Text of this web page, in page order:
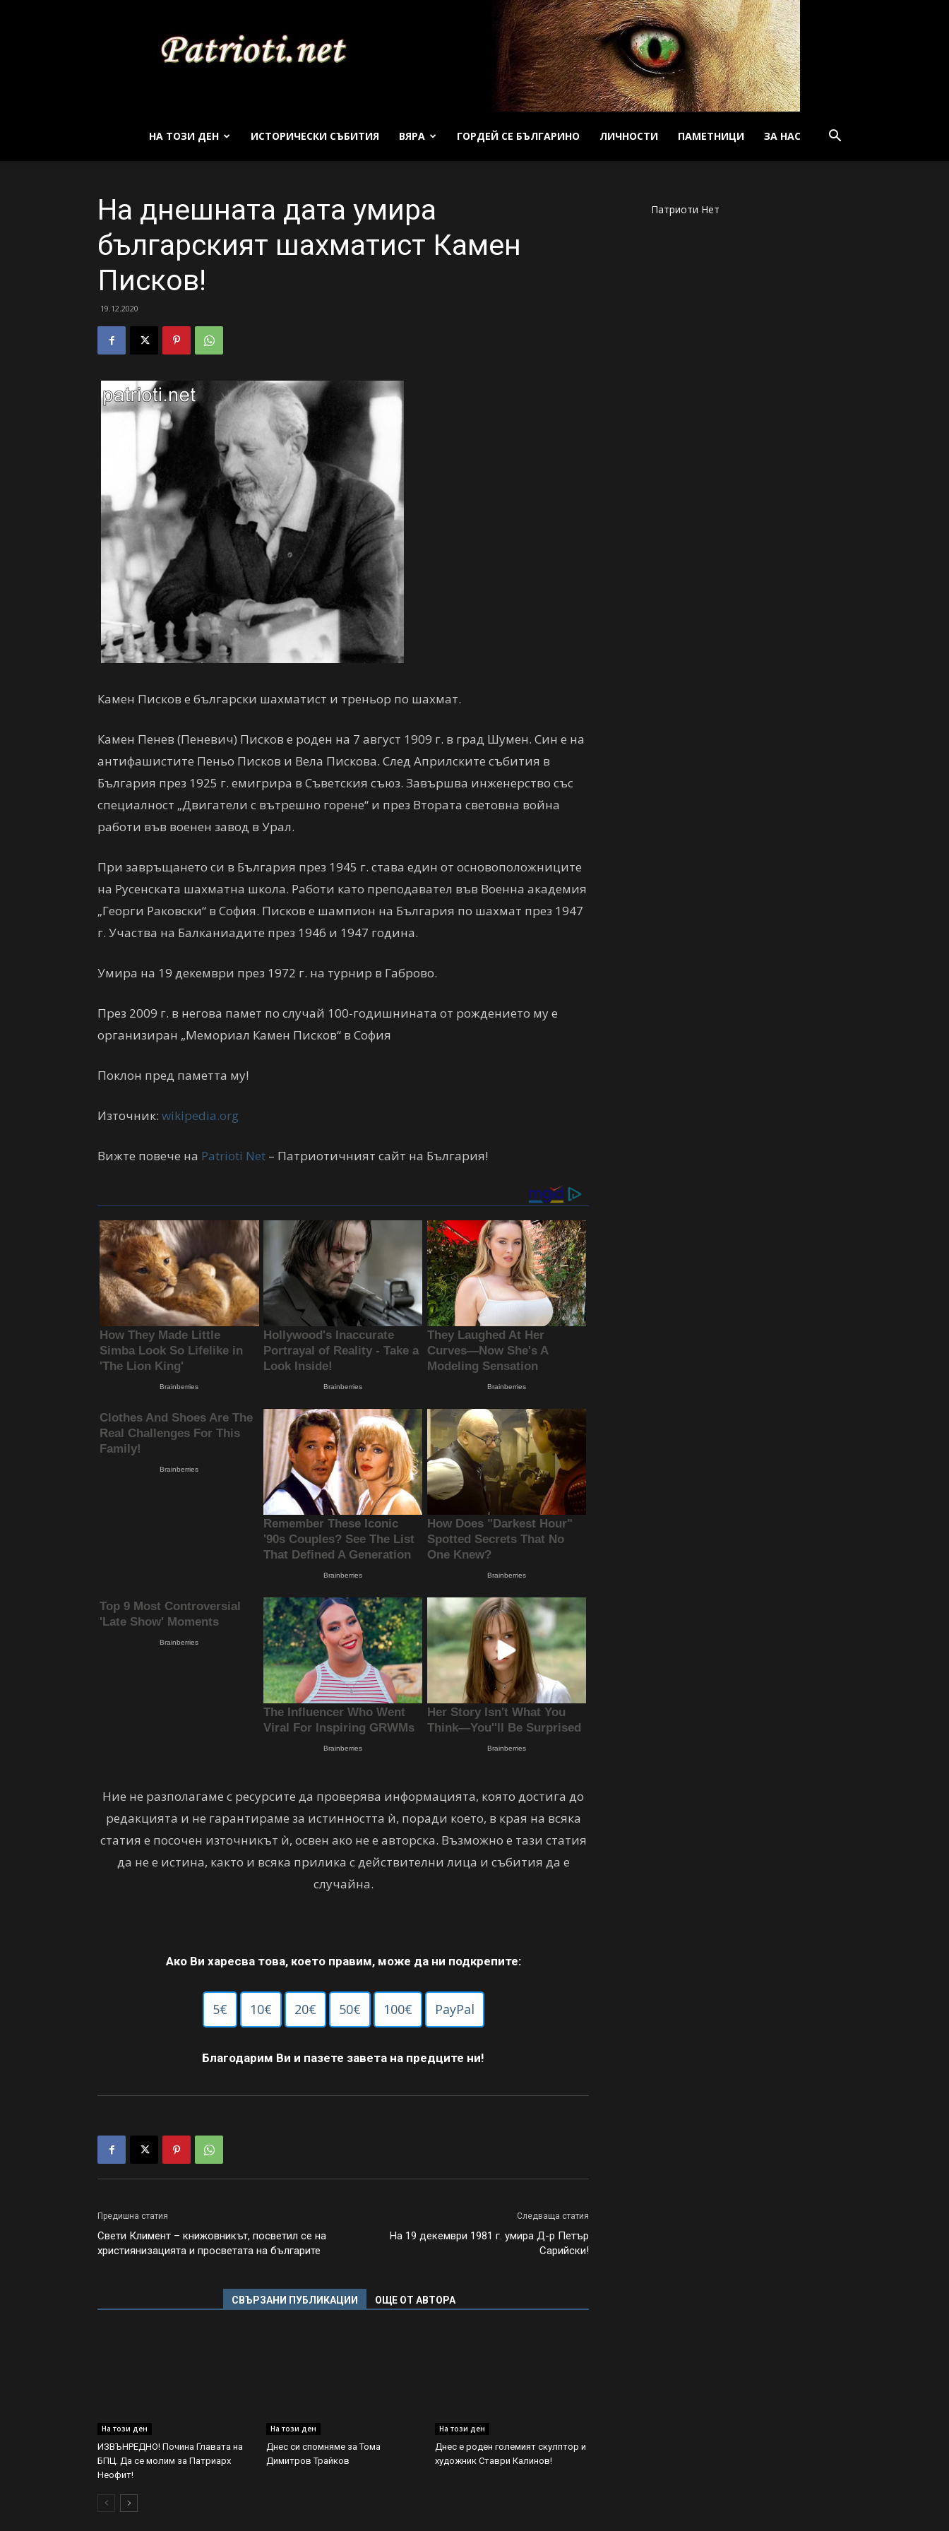
Net
НА ТОЗИ ДЕН ИСТОРИЧЕСКИ СЪБИТИЯ ВЯРА ГОРДЕЙ СЕ БЪЛГАРИНО ЛИЧНОСТИ ПАМЕТНИЦИ ЗА НАС
На днешната дата умира
българският шахматист Камен
Писков!
19.12.2020
Камен Писков е български шахматист и треньор по шахмат.
Камен Пенев (Пеневич) Писков е роден на 7 август 1909 г. в град Шумен. Син е на
антифашистите Пеньо Писков и Вела Пискова. След Априлските събития в
България през 1925 г. емигрира в Съветския съюз. Завършва инженерство със
специалност „Двигатели с вътрешно горене“ и през Втората световна война
работи във военен завод в Урал.
При завръщането си в България през 1945 г. става един от основоположниците
на Русенската шахматна школа. Работи като преподавател във Военна академия
„Георги Раковски“ в София. Писков е шампион на България по шахмат през 1947
г. Участва на Балканиадите през 1946 и 1947 година.
Умира на 19 декември през 1972 г. на турнир в Габрово.
През 2009 г. в негова памет по случай 100-годишнината от рождението му е
организиран „Мемориал Камен Писков“ в София
Поклон пред паметта му!
Източник: wikipedia.org
Вижте повече на Patrioti Net – Патриотичният сайт на България!
Ние не разполагаме с ресурсите да проверява информацията, която достига до
редакцията и не гарантираме за истинността ѝ, поради което, в края на всяка
статия е посочен източникът ѝ, освен ако не е авторска. Възможно е тази статия
да не е истина, както и всяка прилика с действителни лица и събития да е
случайна.
Ако Ви харесва това, което правим, може да ни подкрепите:
5€ 10€ 20€ 50€ 100€ PayPal
Благодарим Ви и пазете завета на предците ни!
Предишна статия
Свети Климент – книжовникът, посветил се на
християнизацията и просветата на българите
Следваща статия
На 19 декември 1981 г. умира Д-р Петър
Сарийски!
СВЪРЗАНИ ПУБЛИКАЦИИ ОЩЕ ОТ АВТОРА
На този ден
ИЗВЪНРЕДНО! Почина Главата на
БПЦ. Да се молим за Патриарх
Неофит!
На този ден
Днес си спомняме за Тома
Димитров Трайков
На този ден
Днес е роден големият скулптор и
художник Ставри Калинов!
Патриоти Нет